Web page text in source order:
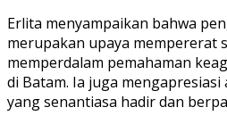
Erlita menyampaikan bahwa
merupakan upaya mempererat
memperdalam pemahaman
di Batam. Ia juga
yang senantiasa hadir dan